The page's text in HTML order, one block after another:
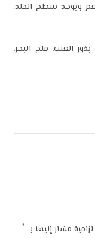
ويوحد سطح الجلد.
العنب، ملح البحر،
مشار إليها بـ *